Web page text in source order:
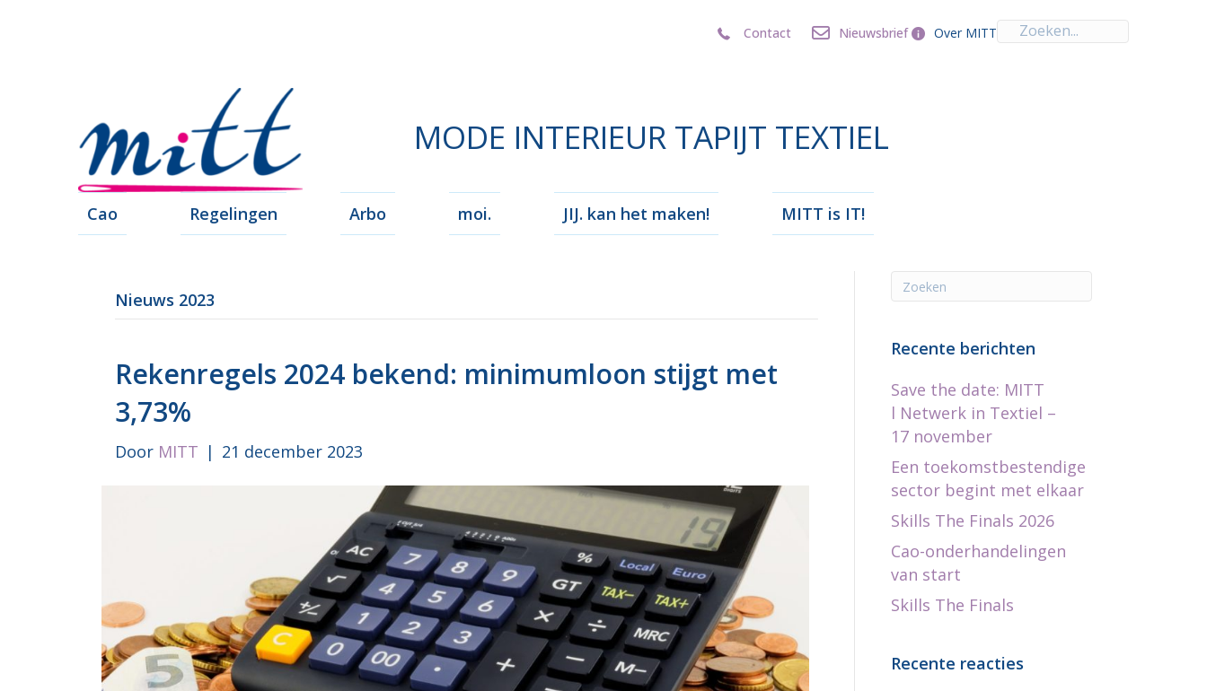
ContactContact Nieuwsbrief
Nieuwsbrief Over MITT
Over MITT
MODE INTERIEUR TAPIJT TEXTIEL
Cao Regelingen Arbo moi. JIJ. kan het maken! MITT is IT!
Nieuws 2023
Rekenregels 2024 bekend: minimumloon stijgt met
3,73%
Door MITT | 21 december 2023
Recente berichten
Save the date: MITT
l Netwerk in Textiel –
17 november
Een toekomstbestendige
sector begint met elkaar
Skills The Finals 2026
Cao-onderhandelingen
van start
Skills The Finals
Recente reacties